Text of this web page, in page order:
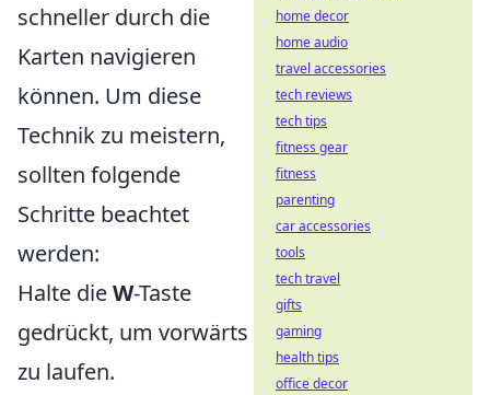
schneller durch die
Karten navigieren
können. Um diese
Technik zu meistern,
sollten folgende
Schritte beachtet
werden:
Halte dieW-Taste
gedrückt, um vorwärts
zu laufen.
home decor
home audio
travel accessories
tech reviews
tech tips
fitness gear
fitness
parenting
car accessories
tools
tech travel
gifts
gaming
health tips
office decor